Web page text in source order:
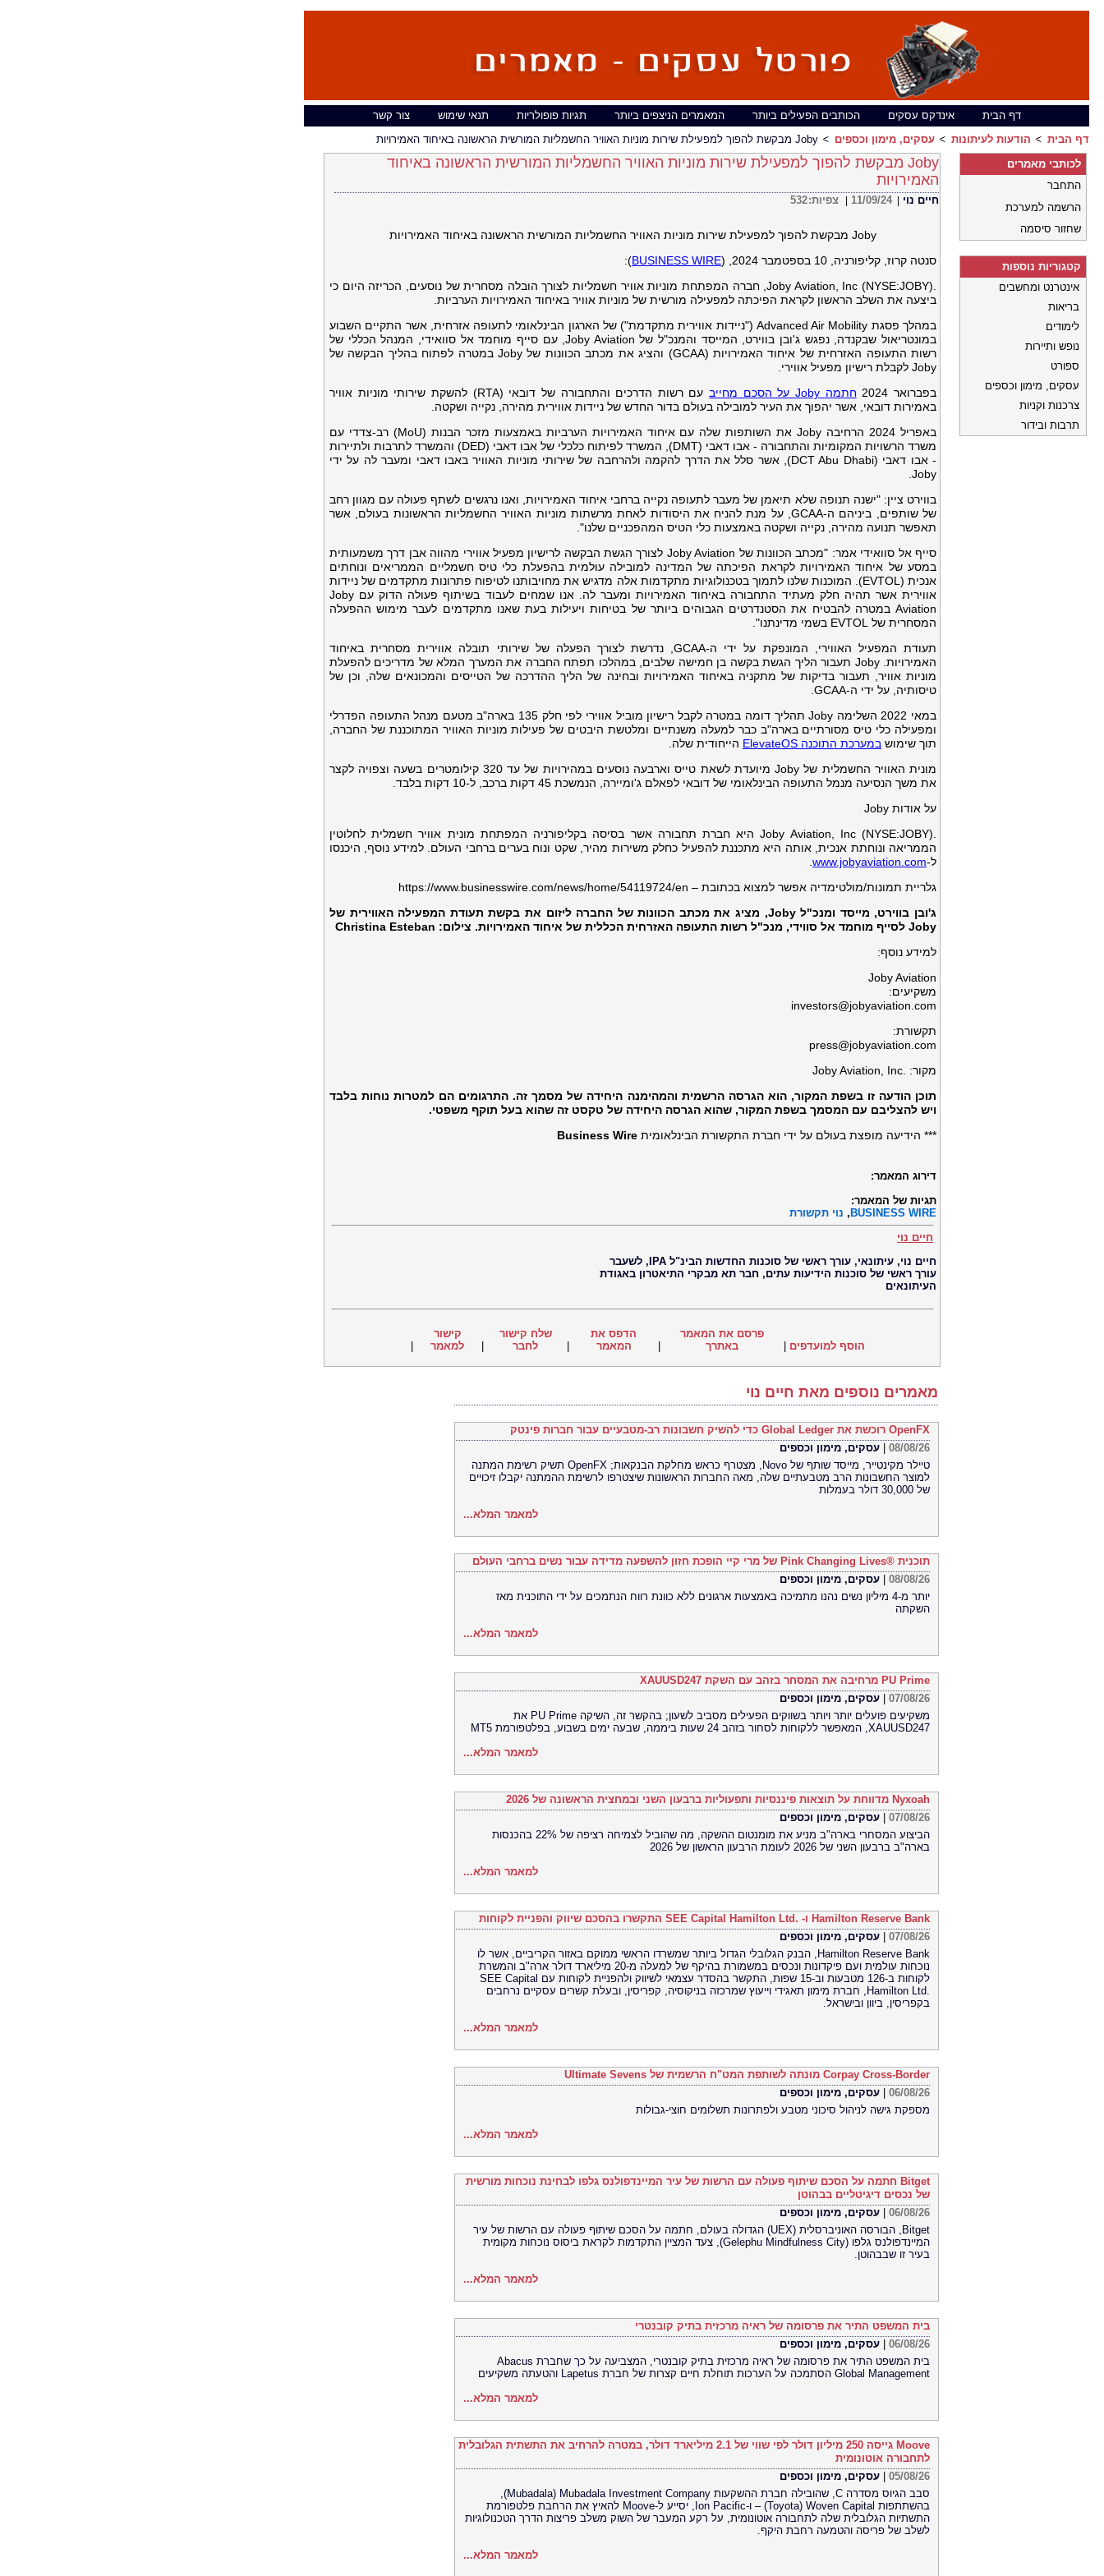
דף הבית אינדקס עסקים הכותבים הפעילים ביותר המאמרים הניצפים ביותר תגיות פופולריות תנאי שימוש
צור קשר
דף הבית
הודעות לעיתונות עסקים, מימון וכספים Joby מבקשת להפוך למפעילת שירות מוניות האוויר החשמליות המורשית הראשונה באיחוד האמירויות
Joby מבקשת להפוך למפעילת שירות מוניות האוויר החשמליות המורשית הראשונה באיחוד
האמירויות
חיים נוי 11/09/24 צפיות:532
Joby מבקשת להפוך למפעילת שירות מוניות האוויר החשמליות המורשית הראשונה באיחוד האמירויות
סנטה קרוז, קליפורניה, 10 בספטמבר 2024, (
BUSINESS WIRE
):
.Joby Aviation, Inc (NYSE:JOBY), חברה המפתחת מוניות אוויר חשמליות לצורך הובלה מסחרית של נוסעים, הכריזה היום כי
ביצעה את השלב הראשון לקראת הפיכתה למפעילה מורשית של מוניות אוויר באיחוד האמירויות הערביות.
במהלך פסגת Advanced Air Mobility ("ניידות אווירית מתקדמת") של הארגון הבינלאומי לתעופה אזרחית, אשר התקיים השבוע
במונטריאול שבקנדה, נפגש ג'ובן בווירט, המייסד והמנכ"ל של Joby Aviation, עם סייף מוחמד אל סוואידי, המנהל הכללי של
רשות התעופה האזרחית של איחוד האמירויות (GCAA) והציג את מכתב הכוונות של Joby במטרה לפתוח בהליך הבקשה של
Joby לקבלת רישיון מפעיל אווירי.
בפברואר 2024
חתמה Joby על הסכם מחייב
עם רשות הדרכים והתחבורה של דובאי (RTA) להשקת שירותי מוניות אוויר
באמירות דובאי, אשר יהפוך את העיר למובילה בעולם בדור החדש של ניידות אווירית מהירה, נקייה ושקטה.
באפריל 2024 הרחיבה Joby את השותפות שלה עם איחוד האמירויות הערביות באמצעות מזכר הבנות (MoU) רב-צדדי עם
משרד הרשויות המקומיות והתחבורה - אבו דאבי (DMT), המשרד לפיתוח כלכלי של אבו דאבי (DED) והמשרד לתרבות ולתיירות
- אבו דאבי (DCT Abu Dhabi), אשר סלל את הדרך להקמה ולהרחבה של שירותי מוניות האוויר באבו דאבי ומעבר לה על ידי
Joby.
בווירט ציין: "ישנה תנופה שלא תיאמן של מעבר לתעופה נקייה ברחבי איחוד האמירויות, ואנו נרגשים לשתף פעולה עם מגוון רחב
של שותפים, ביניהם ה-GCAA, על מנת להניח את היסודות לאחת מרשתות מוניות האוויר החשמליות הראשונות בעולם, אשר
תאפשר תנועה מהירה, נקייה ושקטה באמצעות כלי הטיס המהפכניים שלנו".
סייף אל סוואידי אמר: "מכתב הכוונות של Joby Aviation לצורך הגשת הבקשה לרישיון מפעיל אווירי מהווה אבן דרך משמעותית
במסע של איחוד האמירויות לקראת הפיכתה של המדינה למובילה עולמית בהפעלת כלי טיס חשמליים הממריאים ונוחתים
אנכית (EVTOL). המוכנות שלנו לתמוך בטכנולוגיות מתקדמות אלה מדגיש את מחויבותנו לטיפוח פתרונות מתקדמים של ניידות
אווירית אשר תהיה חלק מעתיד התחבורה באיחוד האמירויות ומעבר לה. אנו שמחים לעבוד בשיתוף פעולה הדוק עם Joby
Aviation במטרה להבטיח את הסטנדרטים הגבוהים ביותר של בטיחות ויעילות בעת שאנו מתקדמים לעבר מימוש ההפעלה
המסחרית של EVTOL בשמי מדינתנו".
תעודת המפעיל האווירי, המונפקת על ידי ה-GCAA, נדרשת לצורך הפעלה של שירותי תובלה אווירית מסחרית באיחוד
האמירויות. Joby תעבור הליך הגשת בקשה בן חמישה שלבים, במהלכו תפתח החברה את המערך המלא של מדריכים להפעלת
מוניות אוויר, תעבור בדיקות של מתקניה באיחוד האמירויות ובחינה של הליך ההדרכה של הטייסים והמכונאים שלה, וכן של
טיסותיה, על ידי ה-GCAA.
במאי 2022 השלימה Joby תהליך דומה במטרה לקבל רישיון מוביל אווירי לפי חלק 135 בארה"ב מטעם מנהל התעופה הפדרלי
ומפעילה כלי טיס מסורתיים בארה"ב כבר למעלה משנתיים ומלטשת היבטים של פעילות מוניות האוויר המתוכננת של החברה,
תוך שימוש במערכת התוכנה ElevateOS
הייחודית שלה.
מונית האוויר החשמלית של Joby מיועדת לשאת טייס וארבעה נוסעים במהירויות של עד 320 קילומטרים בשעה וצפויה לקצר
את משך הנסיעה מנמל התעופה הבינלאומי של דובאי לפאלם ג'ומיירה, הנמשכת 45 דקות ברכב, ל-10 דקות בלבד.
על אודות Joby
.Joby Aviation, Inc (NYSE:JOBY) היא חברת תחבורה אשר בסיסה בקליפורניה המפתחת מונית אוויר חשמלית לחלוטין
הממריאה ונוחתת אנכית, אותה היא מתכננת להפעיל כחלק משירות מהיר, שקט ונוח בערים ברחבי העולם. למידע נוסף, היכנסו
ל-www.jobyaviation.com
גלריית תמונות/מולטימדיה אפשר למצוא בכתובת – https://www.businesswire.com/news/home/54119724/en
ג'ובן בווירט, מייסד ומנכ"ל Joby, מציג את מכתב הכוונות של החברה ליזום את בקשת תעודת המפעילה האווירית של
Joby לסייף מוחמד אל סווידי, מנכ"ל רשות התעופה האזרחית הכללית של איחוד האמירויות. צילום:
Christina Esteban
למידע נוסף:
Joby Aviation
משקיעים:
investors@jobyaviation.com
תקשורת:
press@jobyaviation.com
מקור: .Joby Aviation, Inc
תוכן הודעה זו בשפת המקור, הוא הגרסה הרשמית והמהימנה היחידה של מסמך זה. התרגומים הם למטרות נוחות בלבד
ויש להצליבם עם המסמך בשפת המקור, שהוא הגרסה היחידה של טקסט זה שהוא בעל תוקף משפטי.
*** הידיעה מופצת בעולם על ידי חברת התקשורת הבינלאומית Business Wire
דירוג המאמר:
תגיות של המאמר:
BUSINESS WIRE
, נוי תקשורת
חיים נוי
חיים נוי, עיתונאי, עורך ראשי של סוכנות החדשות הבינ"ל IPA, לשעבר
עורך ראשי של סוכנות הידיעות עתים, חבר תא מבקרי התיאטרון באגודת
העיתונאים
הוסף למועדפים
פרסם את המאמר
באתרך
הדפס את
המאמר
שלח קישור
לחבר
קישור
למאמר
מאמרים נוספים מאת חיים נוי
OpenFX רוכשת את Global Ledger כדי להשיק חשבונות רב-מטבעיים עבור חברות פינטק
08/08/26
עסקים, מימון וכספים
טיילר מקינטייר, מייסד שותף של Novo, מצטרף כראש מחלקת הבנקאות; OpenFX תשיק רשימת המתנה
למוצר החשבונות הרב מטבעתיים שלה, מאה החברות הראשונות שיצטרפו לרשימת ההמתנה יקבלו זיכויים
של 30,000 דולר בעמלות
למאמר המלא...
תוכנית Pink Changing Lives®‎ של מרי קיי הופכת חזון להשפעה מדידה עבור נשים ברחבי העולם
08/08/26
עסקים, מימון וכספים
יותר מ-4 מיליון נשים נהנו מתמיכה באמצעות ארגונים ללא כוונת רווח הנתמכים על ידי התוכנית מאז
השקתה
למאמר המלא...
PU Prime מרחיבה את המסחר בזהב עם השקת XAUUSD247
07/08/26
עסקים, מימון וכספים
משקיעים פועלים יותר ויותר בשווקים הפעילים מסביב לשעון; בהקשר זה, השיקה PU Prime את
XAUUSD247, המאפשר ללקוחות לסחור בזהב 24 שעות ביממה, שבעה ימים בשבוע, בפלטפורמת MT5
למאמר המלא...
Nyxoah מדווחת על תוצאות פיננסיות ותפעוליות ברבעון השני ובמחצית הראשונה של 2026
07/08/26
עסקים, מימון וכספים
הביצוע המסחרי בארה"ב מניע את מומנטום ההשקה, מה שהוביל לצמיחה רציפה של 22% בהכנסות
בארה"ב ברבעון השני של 2026 לעומת הרבעון הראשון של 2026
למאמר המלא...
Hamilton Reserve Bank ו- SEE Capital Hamilton Ltd.‎ התקשרו בהסכם שיווק והפניית לקוחות
07/08/26
עסקים, מימון וכספים
Hamilton Reserve Bank, הבנק הגלובלי הגדול ביותר שמשרדו הראשי ממוקם באזור הקריביים, אשר לו
נוכחות עולמית ועם פיקדונות ונכסים במשמורת בהיקף של למעלה מ-20 מיליארד דולר ארה"ב והמשרת
לקוחות ב-126 מטבעות וב-15 שפות, התקשר בהסדר עצמאי לשיווק ולהפניית לקוחות עם SEE Capital
Hamilton Ltd.‎, חברת מימון תאגידי וייעוץ שמרכזה בניקוסיה, קפריסין, ובעלת קשרים עסקיים נרחבים
בקפריסין, ביוון ובישראל.
למאמר המלא...
Corpay Cross-Border מונתה לשותפת המט"ח הרשמית של Ultimate Sevens
06/08/26
עסקים, מימון וכספים
מספקת גישה לניהול סיכוני מטבע ולפתרונות תשלומים חוצי-גבולות
למאמר המלא...
Bitget חתמה על הסכם שיתוף פעולה עם הרשות של עיר המיינדפולנס גלפו לבחינת נוכחות מורשית
של נכסים דיגיטליים בבהוטן
06/08/26
עסקים, מימון וכספים
Bitget, הבורסה האוניברסלית (UEX) הגדולה בעולם, חתמה על הסכם שיתוף פעולה עם הרשות של עיר
המיינדפולנס גלפו (Gelephu Mindfulness City), צעד המציין התקדמות לקראת ביסוס נוכחות מקומית
בעיר זו שבבהוטן.
למאמר המלא...
בית המשפט התיר את פרסומה של ראיה מרכזית בתיק קובנטרי
06/08/26
עסקים, מימון וכספים
בית המשפט התיר את פרסומה של ראיה מרכזית בתיק קובנטרי, המצביעה על כך שחברת Abacus
Global Management הסתמכה על הערכות תוחלת חיים קצרות של חברת Lapetus והטעתה משקיעים
למאמר המלא...
Moove גייסה 250 מיליון דולר לפי שווי של 2.1 מיליארד דולר, במטרה להרחיב את התשתית הגלובלית
לתחבורה אוטונומית
05/08/26
עסקים, מימון וכספים
סבב הגיוס מסדרה C, שהובילה חברת ההשקעות Mubadala Investment Company ‏(Mubadala),
בהשתתפות Woven Capital‏ (Toyota) – ו-Ion Pacific, יסייע ל-Moove להאיץ את הרחבת פלטפורמת
התשתיות הגלובלית שלה לתחבורה אוטונומית, על רקע המעבר של השוק משלב פריצות הדרך הטכנולוגיות
לשלב של פריסה והטמעה רחבת היקף.
למאמר המלא...
לכותבי מאמרים
התחבר
הרשמה למערכת
שחזור סיסמה
קטגוריות נוספות
אינטרנט ומחשבים
בריאות
לימודים
נופש ותיירות
ספורט
עסקים, מימון וכספים
צרכנות וקניות
תרבות ובידור